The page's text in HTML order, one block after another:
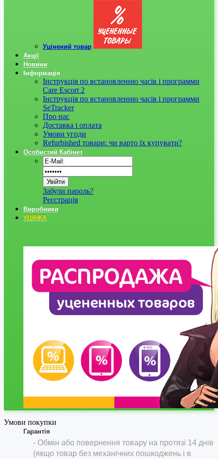
Уцінений товар
Акції
Новини
Інформація
Інструкція по встановленню часів і программи
Care Escort 2
Інструкція по встановленню часів і программи
SeTracker
Про нас
Доставка і оплата
Умови угоди
Refurbished товари: чи варто їх купувати?
Особистий Кабінет
Забули пароль?
Реєстрація
Виробники
УЦІНКА
Умови покупки
Гарантія
- Обмін або повернення товару на протязі 14 днів
(якщо товар без механічних пошкоджень і в